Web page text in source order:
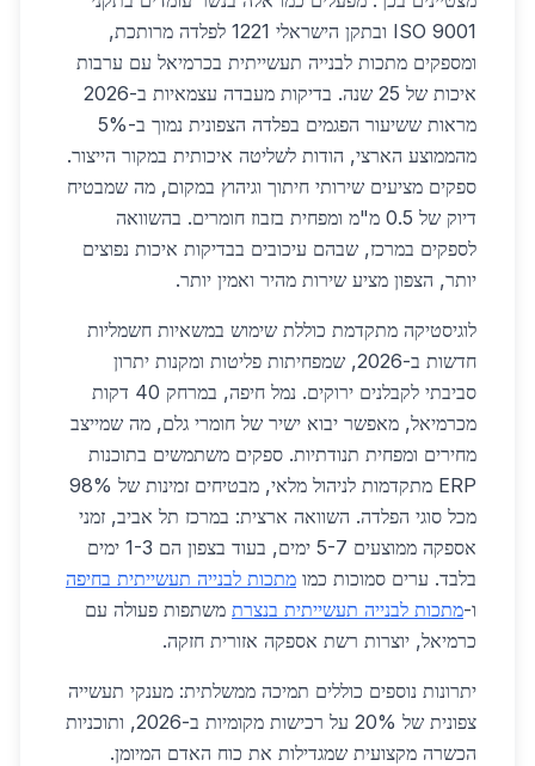
ISO 9001 ובתקן הישראלי 1221 לפלדה מרותכת,
ומספקים מתכות לבנייה תעשייתית בכרמיאל עם ערבות
איכות של 25 שנה. בדיקות מעבדה עצמאיות ב-2026
מראות ששיעור הפגמים בפלדה הצפונית נמוך ב-5%
מהממוצע הארצי, הודות לשליטה איכותית במקור הייצור.
ספקים מציעים שירותי חיתוך וגיהוץ במקום, מה שמבטיח
דיוק של 0.5 מ"מ ומפחית בזבוז חומרים. בהשוואה
לספקים במרכז, שבהם עיכובים בבדיקות איכות נפוצים
יותר, הצפון מציע שירות מהיר ואמין יותר.
לוגיסטיקה מתקדמת כוללת שימוש במשאיות חשמליות
חדשות ב-2026, שמפחיתות פליטות ומקנות יתרון
סביבתי לקבלנים ירוקים. נמל חיפה, במרחק 40 דקות
מכרמיאל, מאפשר יבוא ישיר של חומרי גלם, מה שמייצב
מחירים ומפחית תנודתיות. ספקים משתמשים בתוכנות
ERP מתקדמות לניהול מלאי, מבטיחים זמינות של 98%
מכל סוגי הפלדה. השוואה ארצית: במרכז תל אביב, זמני
אספקה ממוצעים 5-7 ימים, בעוד בצפון הם 1-3 ימים
בלבד. ערים סמוכות כמו מתכות לבנייה תעשייתית בחיפה
ו-מתכות לבנייה תעשייתית בנצרת משתפות פעולה עם
כרמיאל, יוצרות רשת אספקה אזורית חזקה.
יתרונות נוספים כוללים תמיכה ממשלתית: מענקי תעשייה
צפונית של 20% על רכישות מקומיות ב-2026, ותוכניות
הכשרה מקצועית שמגדילות את כוח האדם המיומן.